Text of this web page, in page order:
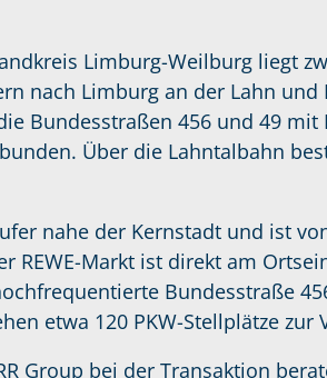
Limburg-Weilburg liegt
nach Limburg an der Lahn und
Bundesstraßen 456 und 49
Über die Lahntalbahn
nahe der Kernstadt und ist
Markt ist direkt am
Bundesstraße
etwa 120 PKW-Stellplätze zur
Group bei der Transaktion